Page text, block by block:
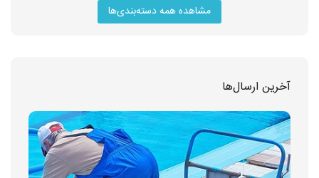
مشاهده همه دسته‌بندی‌ها
آخرین ارسال‌ها